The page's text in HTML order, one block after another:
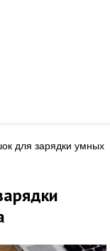
для зарядки умных